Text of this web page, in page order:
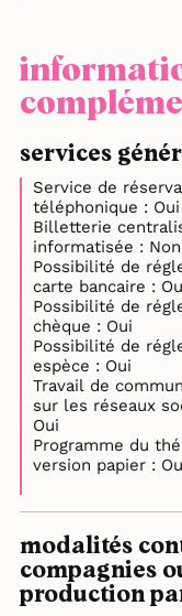
services
Service de
téléphonique : Oui
Billetterie
informatisée : Non
Possibilité de
carte bancaire
Possibilité de
chèque : Oui
Possibilité de
espèce : Oui
Travail de
sur les réseaux
Oui
Programme du
version papier
modalités
compagnies
production